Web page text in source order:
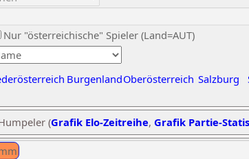
Nur "österreichische" Spieler (Land=AUT)
BurgenlandOberösterreich Salzburg
(Grafik Elo-Zeitreihe, Grafik Partie-